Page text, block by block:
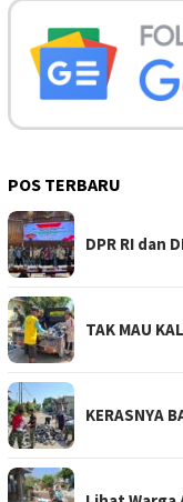
POS TERBARU
DPR RI dan
TAK MAU
KERASNYA